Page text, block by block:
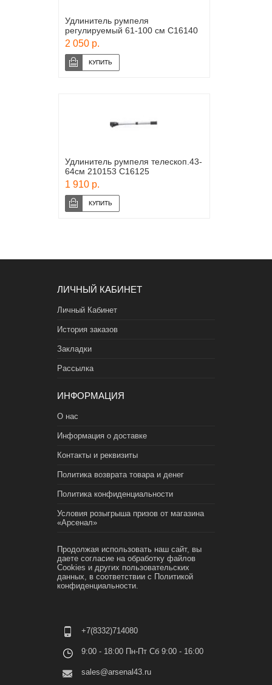
Удлинитель румпеля
регулируемый 61-100 см С16140
2 050 р.
Удлинитель румпеля телескоп.43-
64см 210153 C16125
1 910 р.
ЛИЧНЫЙ КАБИНЕТ
Личный Кабинет
История заказов
Закладки
Рассылка
ИНФОРМАЦИЯ
О нас
Информация о доставке
Контакты и реквизиты
Политика возврата товара и денег
Политика конфиденциальности
Условия розыгрыша призов от магазина
«Арсенал»
Продолжая использовать наш сайт, вы
даете согласие на обработку файлов
Cookies и других пользовательских
данных, в соответствии с Политикой
конфиденциальности.
+7(8332)714080
9:00 - 18:00 Пн-Пт Сб 9:00 - 16:00
sales@arsenal43.ru